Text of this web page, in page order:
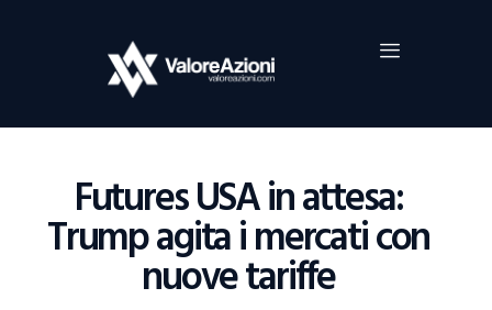
Futures USA in attesa:
Trump agita i mercati con
nuove tariffe
Home
Investimenti
Borsa
Guide Al Trading
Criptovalute